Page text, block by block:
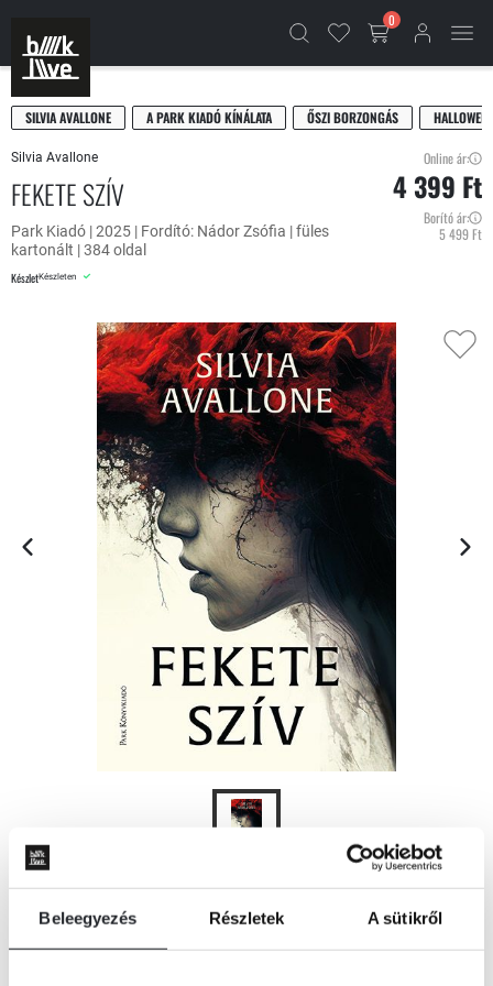
Beleegyezés Részletek A sütikről
0
SILVIA AVALLONE A PARK KIADÓ KÍNÁLATA ŐSZI BORZONGÁS HALLOWEEN
Silvia Avallone
FEKETE SZÍV
Park Kiadó | 2025 | Fordító: Nádor Zsófia | füles
kartonált | 384 oldal
KészletKészleten
Online ár:
4 399 Ft
Borító ár:
5 499 Ft
KOSÁRBA